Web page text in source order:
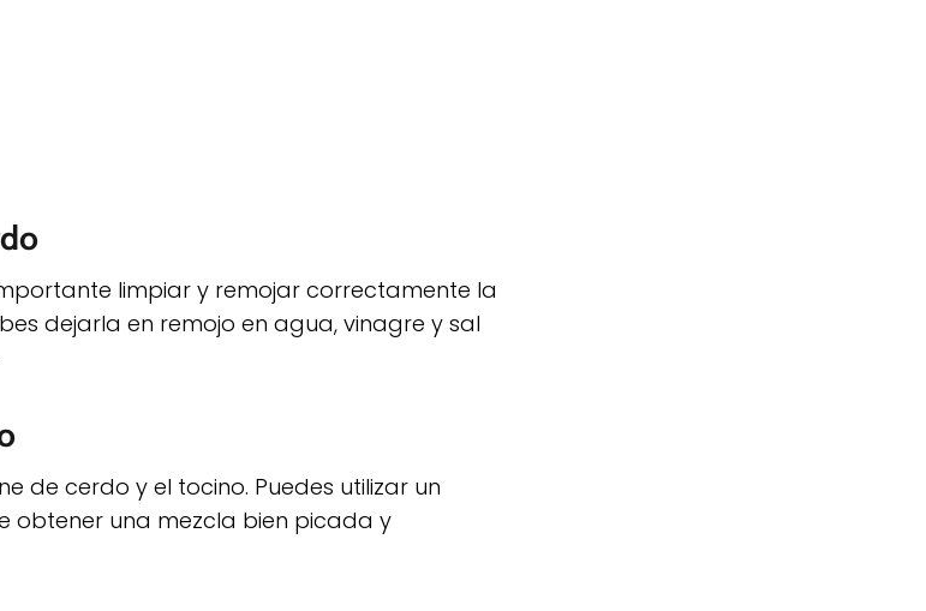
limpiar y remojar correctamente la
dejarla en remojo en agua, vinagre y sal
de cerdo y el tocino. Puedes utilizar un
obtener una mezcla bien picada y